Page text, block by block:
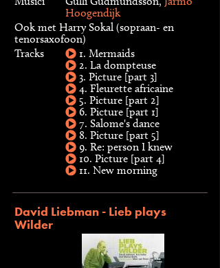
Hoogendijk
Ook met Harry Sokal (sopraan- en
tenorsaxofoon)
Tracks
1. Mermaids
2. La dompteuse
3. Picture [part 3]
4. Fleurette africaine
5. Picture [part 2]
6. Picture [part 1]
7. Salome's dance
8. Picture [part 5]
9. Re: person I knew
10. Picture [part 4]
11. New morning
David Liebman - Lieb plays
Wilder